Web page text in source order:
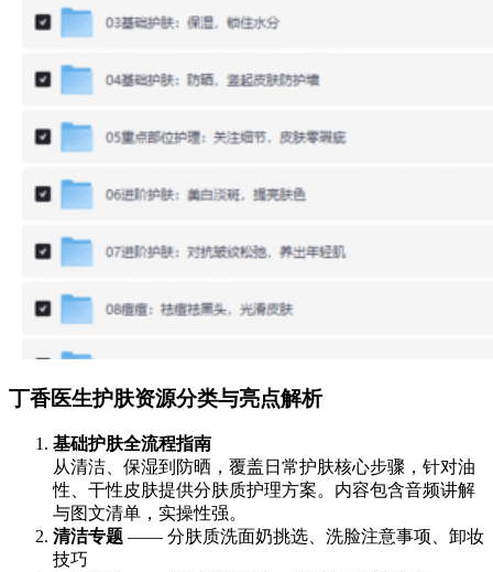
丁香医生护肤资源分类与亮点解析
基础护肤全流程指南
从清洁、保湿到防晒，覆盖日常护肤核心步骤，针对油
性、干性皮肤提供分肤质护理方案。内容包含音频讲解
与图文清单，实操性强。
清洁专题 —— 分肤质洗面奶挑选、洗脸注意事项、卸妆
技巧